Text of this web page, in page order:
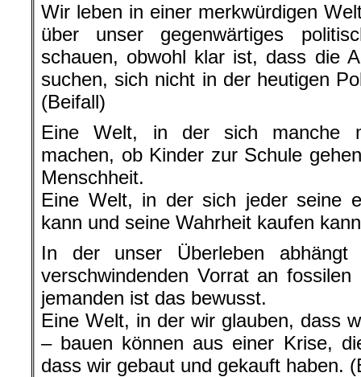
Wir leben in einer merkwürdigen
über unser gegenwärtiges
schauen, obwohl klar ist, dass die
suchen, sich nicht in der heutigen
(Beifall)
Eine Welt, in der sich manche
machen, ob Kinder zur Schule
Menschheit.
Eine Welt, in der sich jeder seine
kann und seine Wahrheit kaufen
In der unser Überleben
verschwindenden Vorrat an
jemanden ist das bewusst.
Eine Welt, in der wir glauben, dass
– bauen können aus einer Krise,
dass wir gebaut und gekauft haben.